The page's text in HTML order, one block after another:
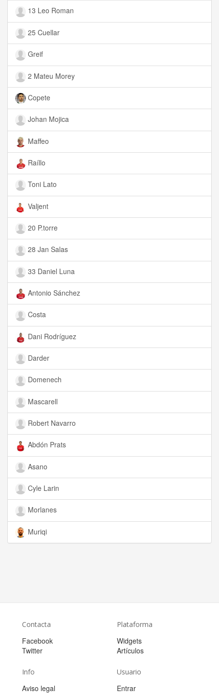
13 Leo Roman
25 Cuellar
Greif
2 Mateu Morey
Copete
Johan Mojica
Maffeo
Raíllo
Toni Lato
Valjent
20 P.torre
28 Jan Salas
33 Daniel Luna
Antonio Sánchez
Costa
Dani Rodríguez
Darder
Domenech
Mascarell
Robert Navarro
Abdón Prats
Asano
Cyle Larin
Morlanes
Muriqi
Contacta
Facebook
Twitter
Plataforma
Widgets
Artículos
Info
Aviso legal
Usuario
Entrar